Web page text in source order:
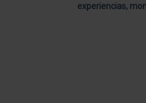
experiencias,